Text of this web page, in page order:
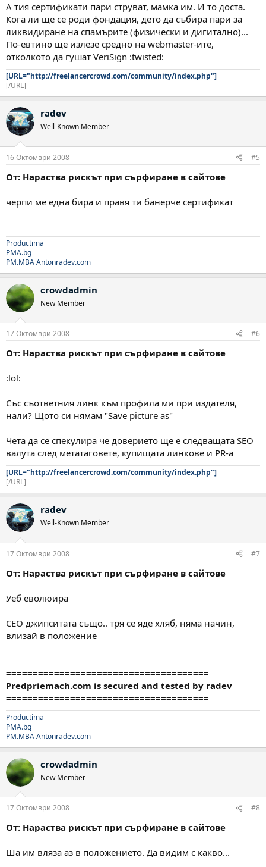
А тия сертификати пари струват, мамка им. И то доста.
Кога ли ще се роди фондация, дето да събира пари за
ликвидиране на спамърите (физически и дигитално)...
По-евтино ще излезе средно на webmaster-ите,
отколкото да гушат VeriSign :twisted:
[URL="http://freelancercrowd.com/community/index.php"]
[/URL]
radev
Well-Known Member
16 Октомври 2008 #5
От: Нараства рискът при сърфиране в сайтове
черпи ме една бира и правя ти банерче сертификат
Productima
PMA.bg
PM.MBAAntonradev.com
crowdadmin
New Member
17 Октомври 2008 #6
От: Нараства рискът при сърфиране в сайтове
:lol:
Със съответния линк към профила ми при издателя,
нали? Щото си нямам "Save picture as"
Чета да се спекулира че доверието ще е следващата SEO
валута след метатаговете, купищата линкове и PR-a
[URL="http://freelancercrowd.com/community/index.php"]
[/URL]
radev
Well-Known Member
17 Октомври 2008 #7
От: Нараства рискът при сърфиране в сайтове
Уеб еволюира
СЕО джипситата също.. тря се яде хляб, няма начин,
влизай в положение
======================================
Predpriemach.com is secured and tested by radev
======================================
Productima
PMA.bg
PM.MBAAntonradev.com
crowdadmin
New Member
17 Октомври 2008 #8
От: Нараства рискът при сърфиране в сайтове
Ша им вляза аз в положението. Да видим с какво...